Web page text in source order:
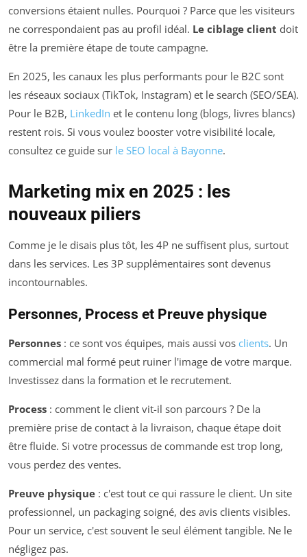
conversions étaient nulles. Pourquoi ? Parce que les visiteurs
ne correspondaient pas au profil idéal. Le ciblage client doit
être la première étape de toute campagne.
En 2025, les canaux les plus performants pour le B2C sont
les réseaux sociaux (TikTok, Instagram) et le search (SEO/SEA).
Pour le B2B, LinkedIn et le contenu long (blogs, livres blancs)
restent rois. Si vous voulez booster votre visibilité locale,
consultez ce guide sur le SEO local à Bayonne.
Marketing mix en 2025 : les
nouveaux piliers
Comme je le disais plus tôt, les 4P ne suffisent plus, surtout
dans les services. Les 3P supplémentaires sont devenus
incontournables.
Personnes, Process et Preuve physique
Personnes : ce sont vos équipes, mais aussi vos clients. Un
commercial mal formé peut ruiner l'image de votre marque.
Investissez dans la formation et le recrutement.
Process : comment le client vit-il son parcours ? De la
première prise de contact à la livraison, chaque étape doit
être fluide. Si votre processus de commande est trop long,
vous perdez des ventes.
Preuve physique : c'est tout ce qui rassure le client. Un site
professionnel, un packaging soigné, des avis clients visibles.
Pour un service, c'est souvent le seul élément tangible. Ne le
négligez pas.